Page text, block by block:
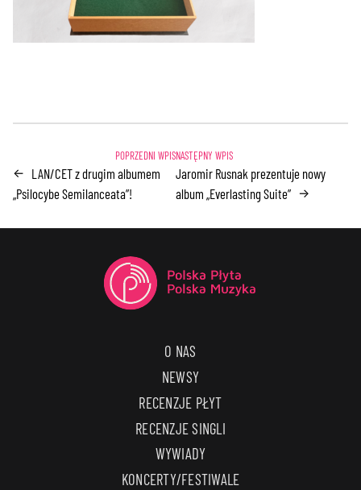
← LAN/CET z drugim albumem
„Psilocybe Semilanceata”!
Jaromir Rusnak prezentuje nowy
album „Everlasting Suite” →
O NAS
NEWSY
RECENZJE PŁYT
RECENZJE SINGLI
WYWIADY
KONCERTY/FESTIWALE